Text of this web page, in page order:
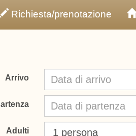
Richiesta/prenotazione
Arrivo
Adulti